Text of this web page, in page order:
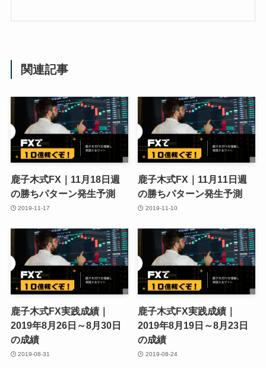
関連記事
鹿子木式FX｜11月18日週
の勝ちパターン発生予測
2019-11-17
鹿子木式FX｜11月11日週
の勝ちパターン発生予測
2019-11-10
鹿子木式FX実践成績｜
2019年8月26日～8月30日
の成績
2019-08-31
鹿子木式FX実践成績｜
2019年8月19日～8月23日
の成績
2019-08-24